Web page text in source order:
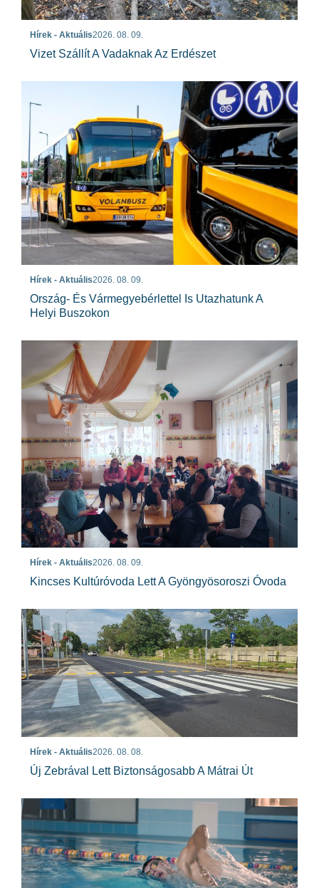
Hírek - Aktuális2026. 08. 09.
Vizet Szállít A Vadaknak Az Erdészet
Hírek - Aktuális2026. 08. 09.
Ország- És Vármegyebérlettel Is Utazhatunk A
Helyi Buszokon
Hírek - Aktuális2026. 08. 09.
Kincses Kultúróvoda Lett A Gyöngyösoroszi Óvoda
Hírek - Aktuális2026. 08. 08.
Új Zebrával Lett Biztonságosabb A Mátrai Út